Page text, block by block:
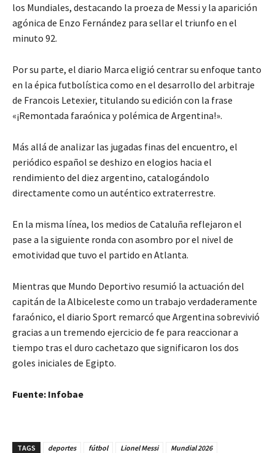
los Mundiales, destacando la proeza de Messi y la aparición
agónica de Enzo Fernández para sellar el triunfo en el
minuto 92.
Por su parte, el diario Marca eligió centrar su enfoque tanto
en la épica futbolística como en el desarrollo del arbitraje
de Francois Letexier, titulando su edición con la frase
«¡Remontada faraónica y polémica de Argentina!».
Más allá de analizar las jugadas finas del encuentro, el
periódico español se deshizo en elogios hacia el
rendimiento del diez argentino, catalogándolo
directamente como un auténtico extraterrestre.
En la misma línea, los medios de Cataluña reflejaron el
pase a la siguiente ronda con asombro por el nivel de
emotividad que tuvo el partido en Atlanta.
Mientras que Mundo Deportivo resumió la actuación del
capitán de la Albiceleste como un trabajo verdaderamente
faraónico, el diario Sport remarcó que Argentina sobrevivió
gracias a un tremendo ejercicio de fe para reaccionar a
tiempo tras el duro cachetazo que significaron los dos
goles iniciales de Egipto.
Fuente: Infobae
TAGS deportes fútbol Lionel Messi Mundial 2026